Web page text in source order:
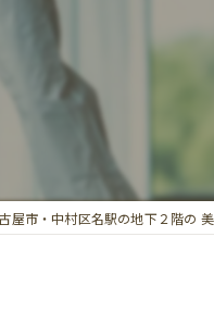
屋市・中村区名駅の地下２階の